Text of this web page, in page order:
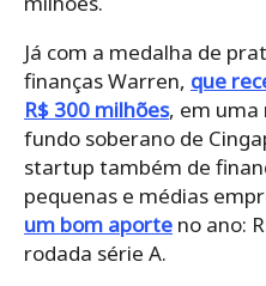
Já com a medalha de
finanças Warren, que
R$ 300 milhões, em uma
fundo soberano de
startup também de
pequenas e médias
um bom aporte no ano:
rodada série A.